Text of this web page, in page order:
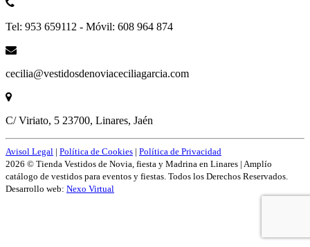
Tel: 953 659112 - Móvil: 608 964 874
cecilia@vestidosdenoviaceciliagarcia.com
C/ Viriato, 5 23700, Linares, Jaén
Avisol Legal | Política de Cookies | Política de Privacidad
2026 © Tienda Vestidos de Novia, fiesta y Madrina en Linares | Amplío
catálogo de vestidos para eventos y fiestas. Todos los Derechos Reservados.
Desarrollo web: Nexo Virtual